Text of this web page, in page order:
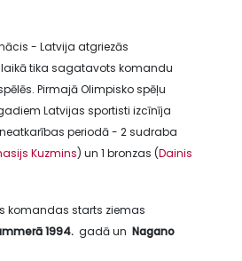
- Latvija atgriezās
tika sagatavots komandu
Pirmajā Olimpisko spēļu
Latvijas sportisti izcīnīja
periodā - 2 sudraba
Kuzmins) un 1 bronzas (Dainis
komandas starts ziemas
1994. gadā un Nagano